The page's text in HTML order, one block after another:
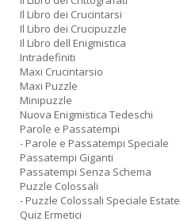
Il Libro dei Crucintarsi
Il Libro dei Crucipuzzle
Il Libro dell Enigmistica
Intradefiniti
Maxi Crucintarsio
Maxi Puzzle
Minipuzzle
Nuova Enigmistica Tedeschi
Parole e Passatempi
- Parole e Passatempi Speciale
Passatempi Giganti
Passatempi Senza Schema
Puzzle Colossali
- Puzzle Colossali Speciale Estate
Quiz Ermetici